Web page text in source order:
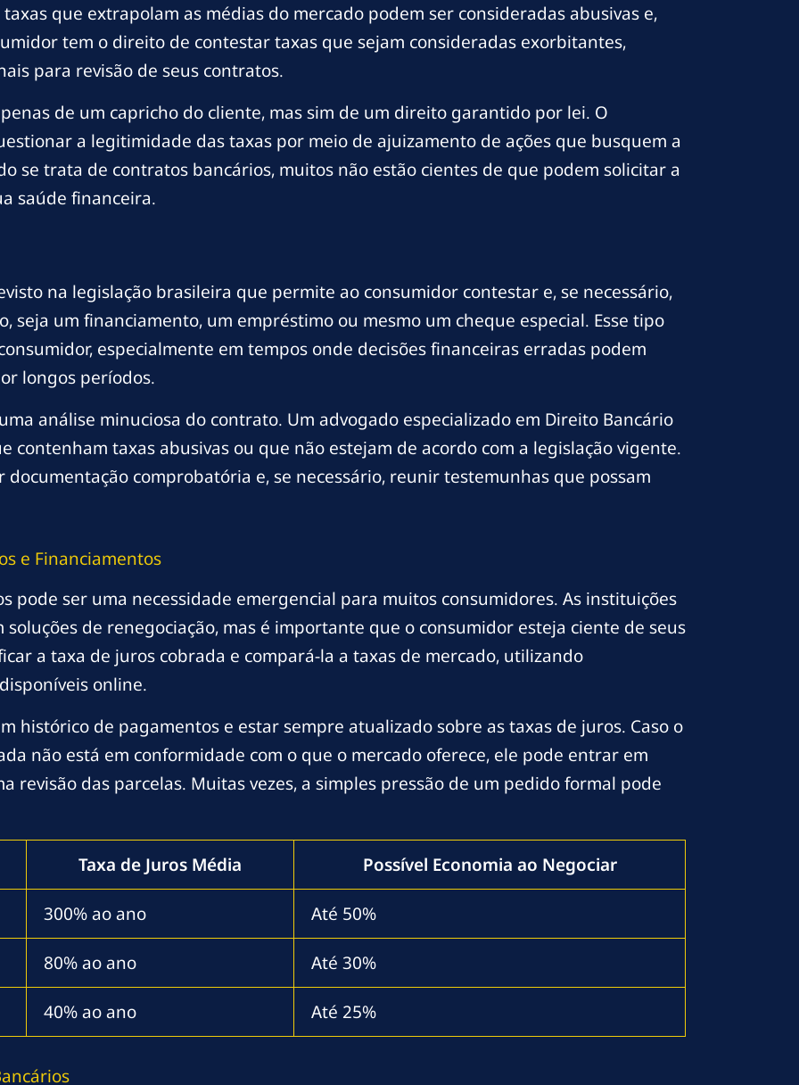
que extrapolam as médias do mercado podem ser consideradas abusivas e,
tem o direito de contestar taxas que sejam consideradas exorbitantes,
para revisão de seus contratos.
de um capricho do cliente, mas sim de um direito garantido por lei. O
a legitimidade das taxas por meio de ajuizamento de ações que busquem a
se trata de contratos bancários, muitos não estão cientes de que podem solicitar a
saúde financeira.
na legislação brasileira que permite ao consumidor contestar e, se necessário,
seja um financiamento, um empréstimo ou mesmo um cheque especial. Esse tipo
especialmente em tempos onde decisões financeiras erradas podem
longos períodos.
análise minuciosa do contrato. Um advogado especializado em Direito Bancário
contenham taxas abusivas ou que não estejam de acordo com a legislação vigente.
documentação comprobatória e, se necessário, reunir testemunhas que possam
e Financiamentos
pode ser uma necessidade emergencial para muitos consumidores. As instituições
de renegociação, mas é importante que o consumidor esteja ciente de seus
a taxa de juros cobrada e compará-la a taxas de mercado, utilizando
online.
histórico de pagamentos e estar sempre atualizado sobre as taxas de juros. Caso o
não está em conformidade com o que o mercado oferece, ele pode entrar em
revisão das parcelas. Muitas vezes, a simples pressão de um pedido formal pode
Taxa de Juros Média Possível Economia ao Negociar
300% ao ano Até 50%
80% ao ano Até 30%
40% ao ano Até 25%